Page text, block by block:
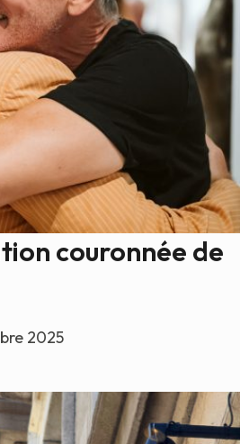
couronnée de
2025